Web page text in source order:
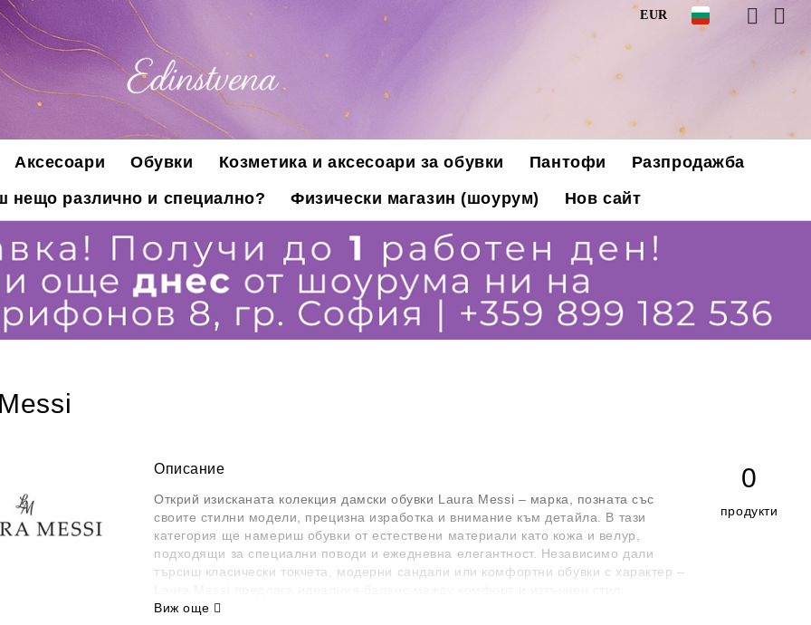
EUR
Аксесоари Обувки Козметика и аксесоари за обувки Пантофи
Разпродажба
нещо различно и специално? Физически магазин (шоурум) Нов сайт
Описание
Открий изисканата колекция дамски обувки Laura Messi – марка, позната със
своите стилни модели, прецизна изработка и внимание към детайла. В тази
категория ще намериш обувки от естествени материали като кожа и велур,
подходящи за специални поводи и ежедневна елегантност. Независимо дали
търсиш класически токчета, модерни сандали или комфортни обувки с характер –
Виж още
0
продукти